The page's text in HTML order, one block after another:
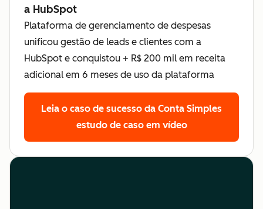
a HubSpot
Plataforma de gerenciamento de despesas
unificou gestão de leads e clientes com a
HubSpot e conquistou + R$ 200 mil em receita
adicional em 6 meses de uso da plataforma
Leia o caso de sucesso da Conta Simples
estudo de caso em vídeo